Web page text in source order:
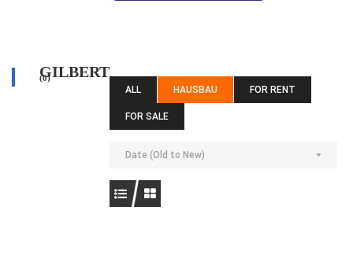
GILBERT
(0)
ALL HAUSBAU FOR RENT
FOR SALE
Date (Old to New)